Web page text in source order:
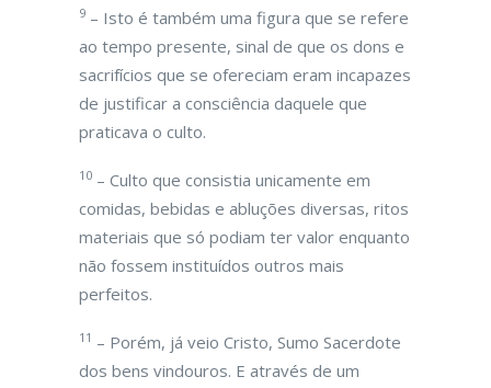
9 – Isto é também uma figura que se refere
ao tempo presente, sinal de que os dons e
sacrifícios que se ofereciam eram incapazes
de justificar a consciência daquele que
praticava o culto.
10 – Culto que consistia unicamente em
comidas, bebidas e abluções diversas, ritos
materiais que só podiam ter valor enquanto
não fossem instituídos outros mais
perfeitos.
11 – Porém, já veio Cristo, Sumo Sacerdote
dos bens vindouros. E através de um